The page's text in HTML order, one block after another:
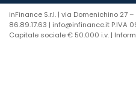
inFinance S.r.l. | via Domenichino 27
86.89.17.63 | info@infinance.it P.IVA
Capitale sociale € 50.000 i.v. |